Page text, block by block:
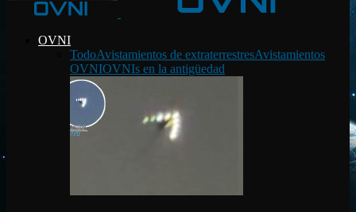
OVNI
TodoAvistamientos de extraterrestresAvistamientos
OVNIOVNIs en la antigüedad